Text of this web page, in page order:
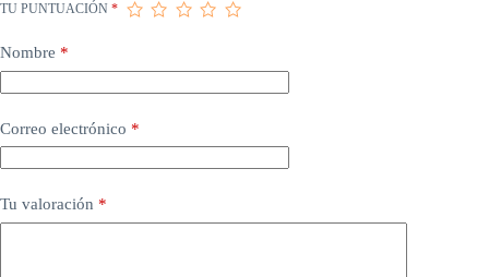
TU PUNTUACIÓN *
Nombre *
Correo electrónico *
Tu valoración *